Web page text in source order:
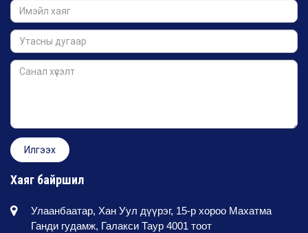
Хаяг байршил
Улаанбаатар, Хан Уул дүүрэг, 15-р хороо Махатма
Ганди гудамж, Галакси Таур 4001 тоот